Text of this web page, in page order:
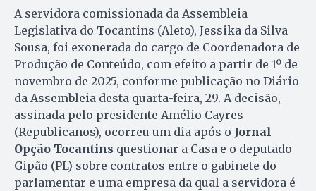
A servidora comissionada da Assembleia
Legislativa do Tocantins (Aleto), Jessika da Silva
Sousa, foi exonerada do cargo de Coordenadora de
Produção de Conteúdo, com efeito a partir de 1º de
novembro de 2025, conforme publicação no Diário
da Assembleia desta quarta-feira, 29. A decisão,
assinada pelo presidente Amélio Cayres
(Republicanos), ocorreu um dia após o Jornal
Opção Tocantins questionar a Casa e o deputado
Gipão (PL) sobre contratos entre o gabinete do
parlamentar e uma empresa da qual a servidora é